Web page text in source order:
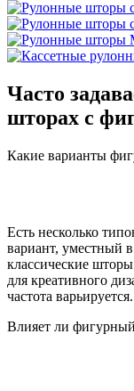
Часто
шторах с
Какие варианты
Есть несколько
вариант, уместный
классические
для креативного
частота варьируется.
Влияет ли